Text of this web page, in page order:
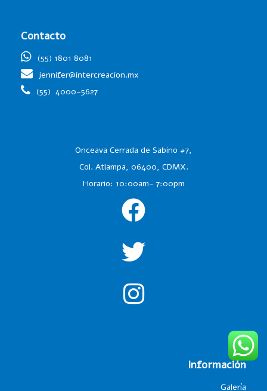
Contacto
(55) 1801 8081
jennifer@intercreacion.mx
(55) 4000-5627
Onceava Cerrada de Sabino #7,
Col. Atlampa, 06400, CDMX.
Horario: 10:00am- 7:00pm
Información
Galería